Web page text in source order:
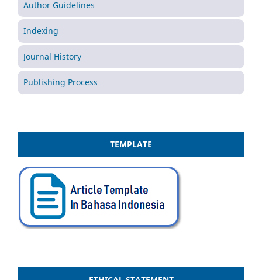
Author Guidelines
Indexing
Journal History
Publishing Process
TEMPLATE